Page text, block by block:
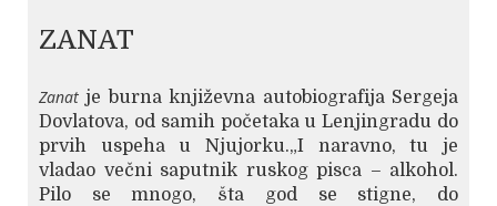
ZANAT
Zanat je burna književna autobiografija Sergeja
Dovlatova, od samih početaka u Lenjingradu do
prvih uspeha u Njujorku.„I naravno, tu je
vladao večni saputnik ruskog pisca – alkohol.
Pilo se mnogo, šta god se stigne, do